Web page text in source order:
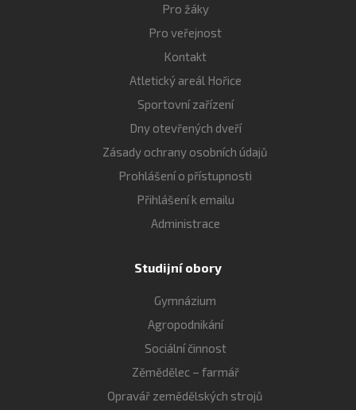
Pro žáky
Pro veřejnost
Kontakt
Atletický areál Hořice
Sportovní zařízení
Dny otevřených dveří
Zásady ochrany osobních údajů
Prohlášení o přístupnosti
Přihlášení k emailu
Administrace
Studijní obory
Gymnázium
Agropodnikání
Sociální činnost
Zěmědělec – farmář
Opravář zemědělských strojů